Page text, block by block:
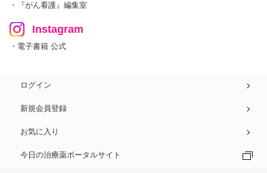
・『がん看護』編集室
Instagram
・電子書籍 公式
ログイン
新規会員登録
お気に入り
今日の治療薬ポータルサイト